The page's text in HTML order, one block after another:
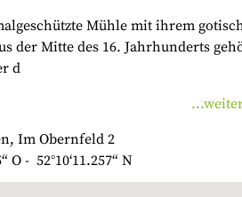
Mühle mit ihrem
der Mitte des 16. Jahrhunderts
d
Im Obernfeld 2
O - 52°10‘11.257“ N